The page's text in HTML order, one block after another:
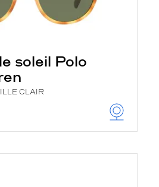
soleil Polo
CLAIR